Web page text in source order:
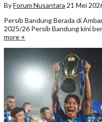
ByForum Nusantara 21 Mei
Persib Bandung Berada di
2025/26 Persib Bandung kini
more +